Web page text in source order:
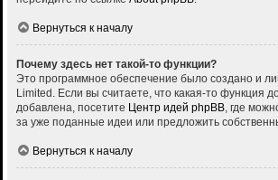
Вернуться к началу
Почему здесь нет такой-то функции?
Это программное обеспечение было создано и
Limited. Если вы считаете, что какая-то функция
добавлена, посетите Центр идей phpBB, где
за уже поданные идеи или предложить
Вернуться к началу